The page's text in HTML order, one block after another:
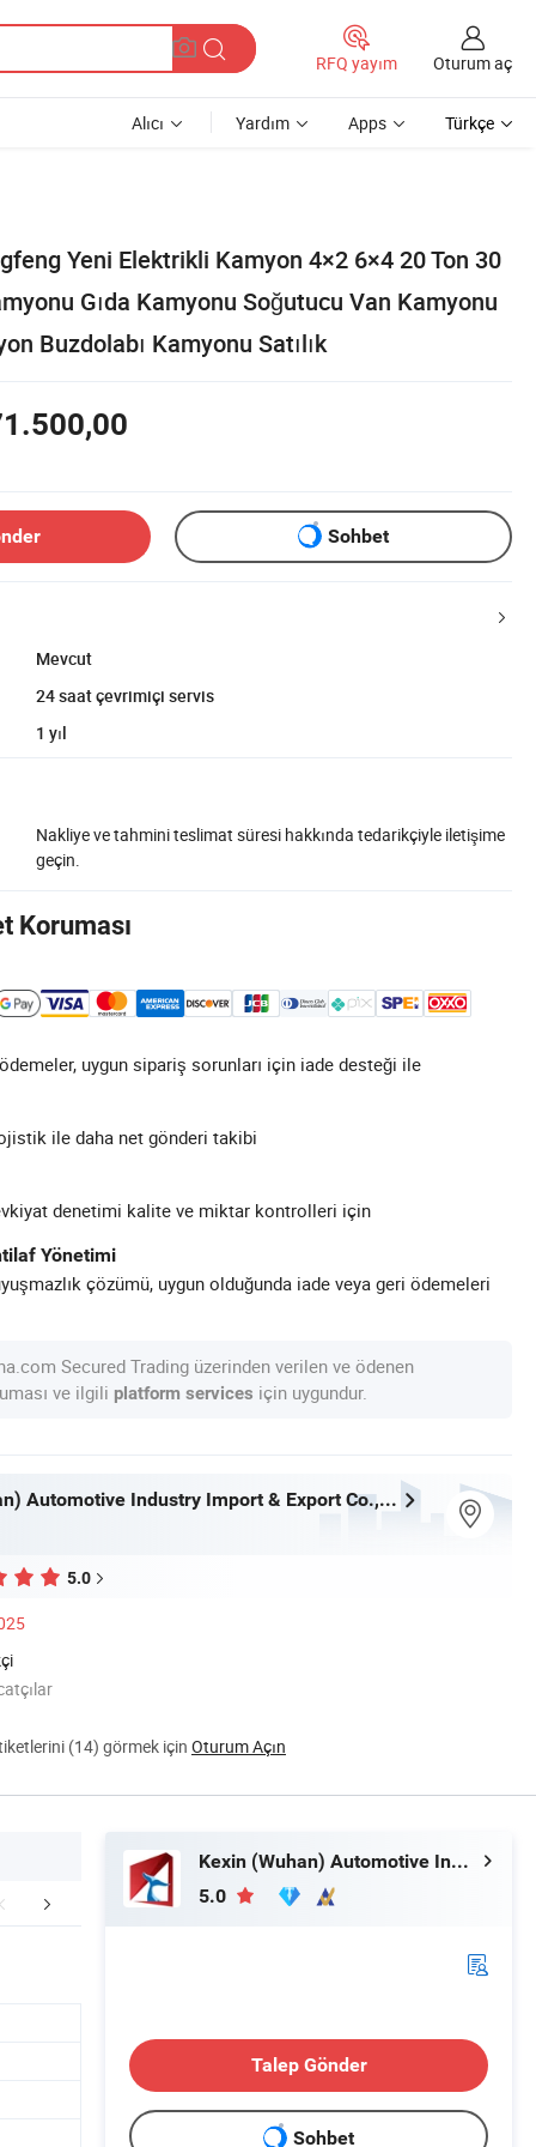
RFQ yayım Oturum aç
Alıcı Yardım Apps Türkçe
Yeni Elektrikli Kamyon 4×2 6×4 20 Ton 30
Gıda Kamyonu Soğutucu Van Kamyonu
Buzdolabı Kamyonu Satılık
Sohbet
Mevcut
24 saat çevrimiçi servis
1 yıl
Nakliye ve tahmini teslimat süresi hakkında tedarikçiyle iletişime
geçin.
Koruması
uygun sipariş sorunları için iade desteği ile
ile daha net gönderi takibi
denetimi kalite ve miktar kontrolleri için
Yönetimi
çözümü, uygun olduğunda iade veya geri ödemeleri
Secured Trading üzerinden verilen ve ödenen
ve ilgili platform services için uygundur.
Kexin (Wuhan) Automotive Industry Import & Export Co., Ltd.
5.0
(14) görmek için Oturum Açın
ve Nakliye Şirket Profili
Kexin (Wuhan) Automotive Industry Import & Export Co., Ltd.
5.0
Talep Gönder
Sohbet